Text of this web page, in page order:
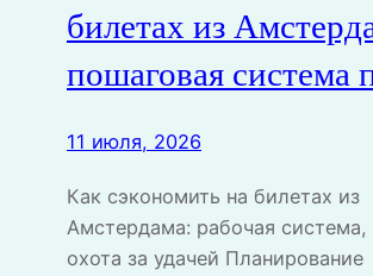
билетах из
пошаговая система
11 июля, 2026
Как сэкономить на билетах из
Амстердама: рабочая система,
охота за удачей Планирование